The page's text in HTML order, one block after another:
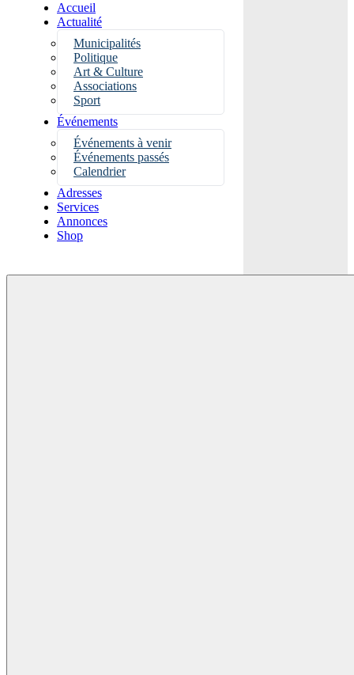
Accueil
Actualité
Municipalités
Politique
Art & Culture
Associations
Sport
Événements
Événements à venir
Événements passés
Calendrier
Adresses
Services
Annonces
Shop